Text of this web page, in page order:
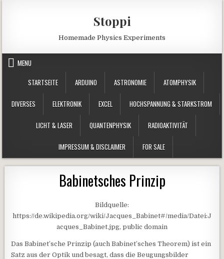
Stoppi
Homemade Physics Experiments
MENU
STARTSEITE
ARDUINO ASTRONOMIE ATOMPHYSIK
DIVERSES ELEKTRONIK EXCEL HOCHSPANNUNG & STARKSTROM
LICHT & LASER QUANTENPHYSIK RADIOAKTIVITÄT
IMPRESSUM & DISCLAIMER FOR SALE
Babinetsches Prinzip
Bildquelle:
https://de.wikipedia.org/wiki/Jacques_Babinet#/media/Datei:J
acques_Babinet.jpg, public domain
Das Babinet’sche Prinzip (auch Babinet’sches Theorem) ist ein
Satz aus der Optik und besagt, dass die Beugungsbilder